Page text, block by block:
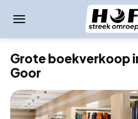
Grote boekverkoop
Goor